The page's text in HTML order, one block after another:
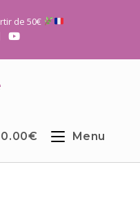
de 50€
0.00€ Menu